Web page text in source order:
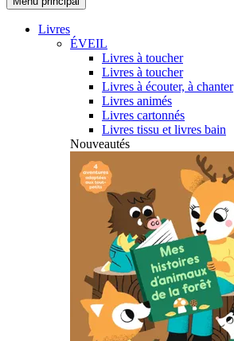
Livres
ÉVEIL
Livres à toucher
Livres à toucher
Livres à écouter, à chanter
Livres animés
Livres cartonnés
Livres tissu et livres bain
Nouveautés